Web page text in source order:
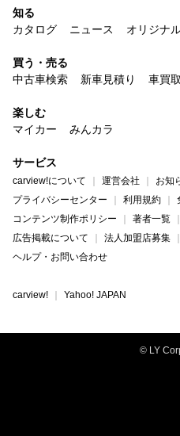
知る
カタログ
ニュース オリジナ
買う・売る
中古車検索
新車見積り 車買取
楽しむ
マイカー
みんカラ
サービス
carview!について 運営会社 お知
プライバシーセンター
利用規約
コンテンツ制作ポリシー
著者一覧
広告掲載について
法人加盟店募集
ヘルプ・お問い合わせ
carview! Yahoo! JAPAN
© LY